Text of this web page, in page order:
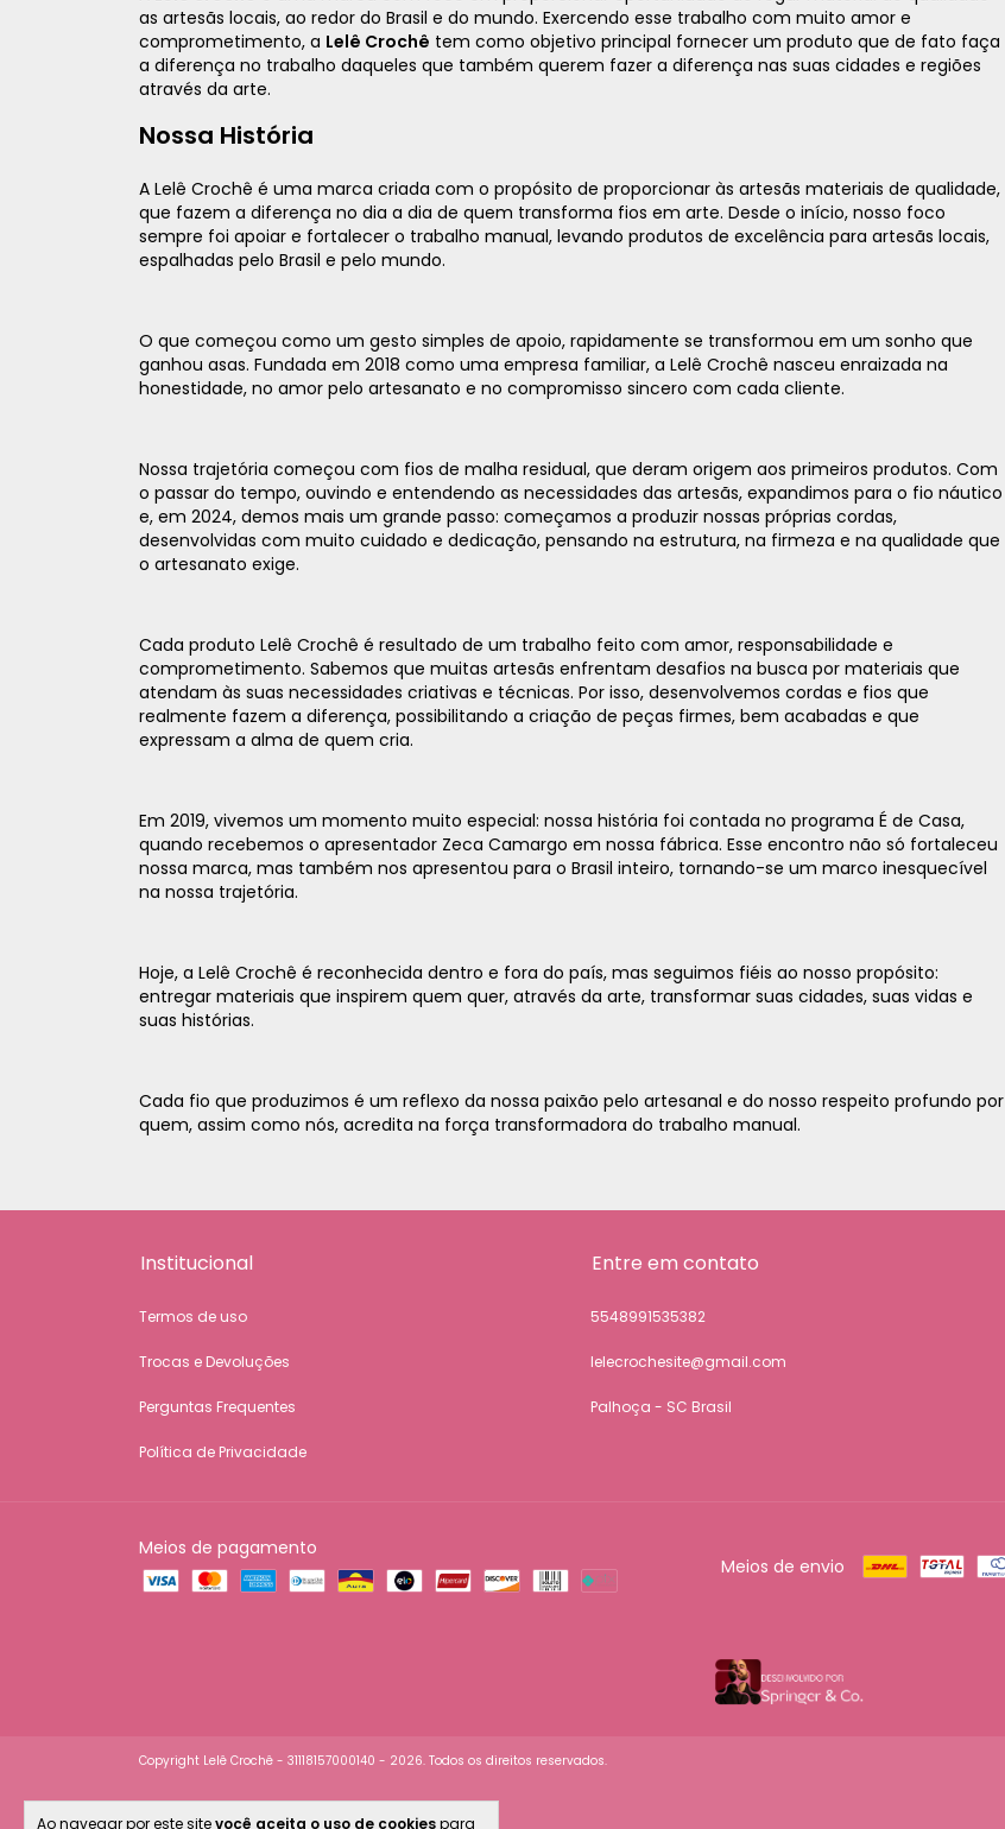
Ao navegar por este sitevocê aceita o uso de cookiespara
as artesãs locais, ao redor do Brasil e do mundo. Exercendo esse trabalho com muito amor e
comprometimento, a Lelê Crochê tem como objetivo principal fornecer um produto que de fato faça
a diferença no trabalho daqueles que também querem fazer a diferença nas suas cidades e regiões
através da arte.
Nossa História
A Lelê Crochê é uma marca criada com o propósito de proporcionar às artesãs materiais de qualidade,
que fazem a diferença no dia a dia de quem transforma fios em arte. Desde o início, nosso foco
sempre foi apoiar e fortalecer o trabalho manual, levando produtos de excelência para artesãs locais,
espalhadas pelo Brasil e pelo mundo.
O que começou como um gesto simples de apoio, rapidamente se transformou em um sonho que
ganhou asas. Fundada em 2018 como uma empresa familiar, a Lelê Crochê nasceu enraizada na
honestidade, no amor pelo artesanato e no compromisso sincero com cada cliente.
Nossa trajetória começou com fios de malha residual, que deram origem aos primeiros produtos. Com
o passar do tempo, ouvindo e entendendo as necessidades das artesãs, expandimos para o fio náutico
e, em 2024, demos mais um grande passo: começamos a produzir nossas próprias cordas,
desenvolvidas com muito cuidado e dedicação, pensando na estrutura, na firmeza e na qualidade que
o artesanato exige.
Cada produto Lelê Crochê é resultado de um trabalho feito com amor, responsabilidade e
comprometimento. Sabemos que muitas artesãs enfrentam desafios na busca por materiais que
atendam às suas necessidades criativas e técnicas. Por isso, desenvolvemos cordas e fios que
realmente fazem a diferença, possibilitando a criação de peças firmes, bem acabadas e que
expressam a alma de quem cria.
Em 2019, vivemos um momento muito especial: nossa história foi contada no programa É de Casa,
quando recebemos o apresentador Zeca Camargo em nossa fábrica. Esse encontro não só fortaleceu
nossa marca, mas também nos apresentou para o Brasil inteiro, tornando-se um marco inesquecível
na nossa trajetória.
Hoje, a Lelê Crochê é reconhecida dentro e fora do país, mas seguimos fiéis ao nosso propósito:
entregar materiais que inspirem quem quer, através da arte, transformar suas cidades, suas vidas e
suas histórias.
Cada fio que produzimos é um reflexo da nossa paixão pelo artesanal e do nosso respeito profundo por
quem, assim como nós, acredita na força transformadora do trabalho manual.
Institucional
Termos de uso
Trocas e Devoluções
Perguntas Frequentes
Política de Privacidade
Entre em contato
5548991535382
lelecrochesite@gmail.com
Palhoça - SC Brasil
Meios de pagamento
Meios de envio
Copyright Lelê Crochê - 31118157000140 - 2026. Todos os direitos reservados.